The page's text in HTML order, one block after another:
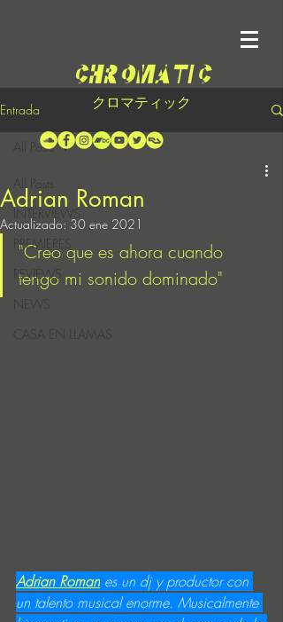
クロマティック
Entrada
INTERVIEWS
PREMIERES
REVIEWS
CASA EN LLAMAS
All Posts
Adrian Roman
Actualizado: 30 ene 2021
"Creo que es ahora cuando
tengo mi sonido dominado"
Adrian Roman es un dj y productor con
un talento musical enorme. Musicalmente